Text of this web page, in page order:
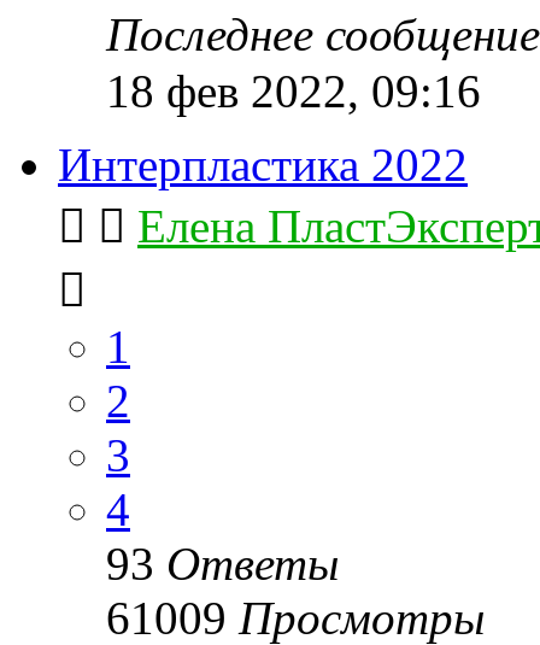
Последнее
18 фев 2022, 09:16
Интерпластика 2022
Елена
1
2
3
4
93 Ответы
61009 Просмотры